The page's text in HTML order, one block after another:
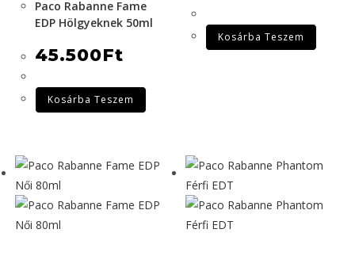
Paco Rabanne Fame
EDP Hölgyeknek 50ml
45.500Ft
Kosárba Teszem
Kosárba Teszem